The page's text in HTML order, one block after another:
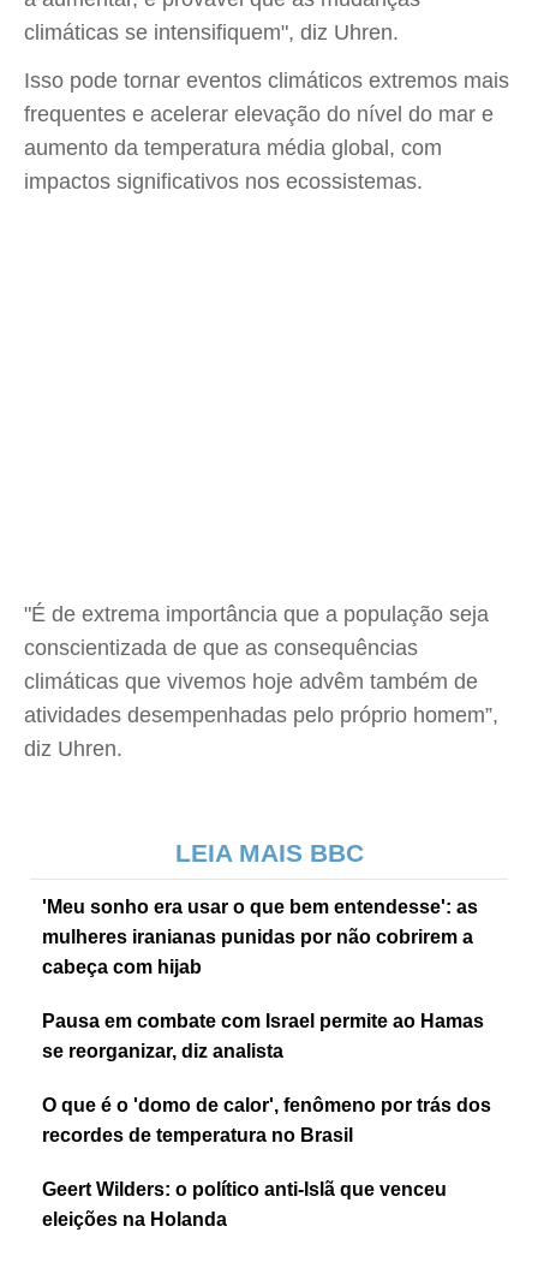
climáticas se intensifiquem", diz Uhren.
Isso pode tornar eventos climáticos extremos mais
frequentes e acelerar elevação do nível do mar e
aumento da temperatura média global, com
impactos significativos nos ecossistemas.
"É de extrema importância que a população seja
conscientizada de que as consequências
climáticas que vivemos hoje advêm também de
atividades desempenhadas pelo próprio homem”,
diz Uhren.
LEIA MAIS BBC
'Meu sonho era usar o que bem entendesse': as
mulheres iranianas punidas por não cobrirem a
cabeça com hijab
Pausa em combate com Israel permite ao Hamas
se reorganizar, diz analista
O que é o 'domo de calor', fenômeno por trás dos
recordes de temperatura no Brasil
Geert Wilders: o político anti-Islã que venceu
eleições na Holanda